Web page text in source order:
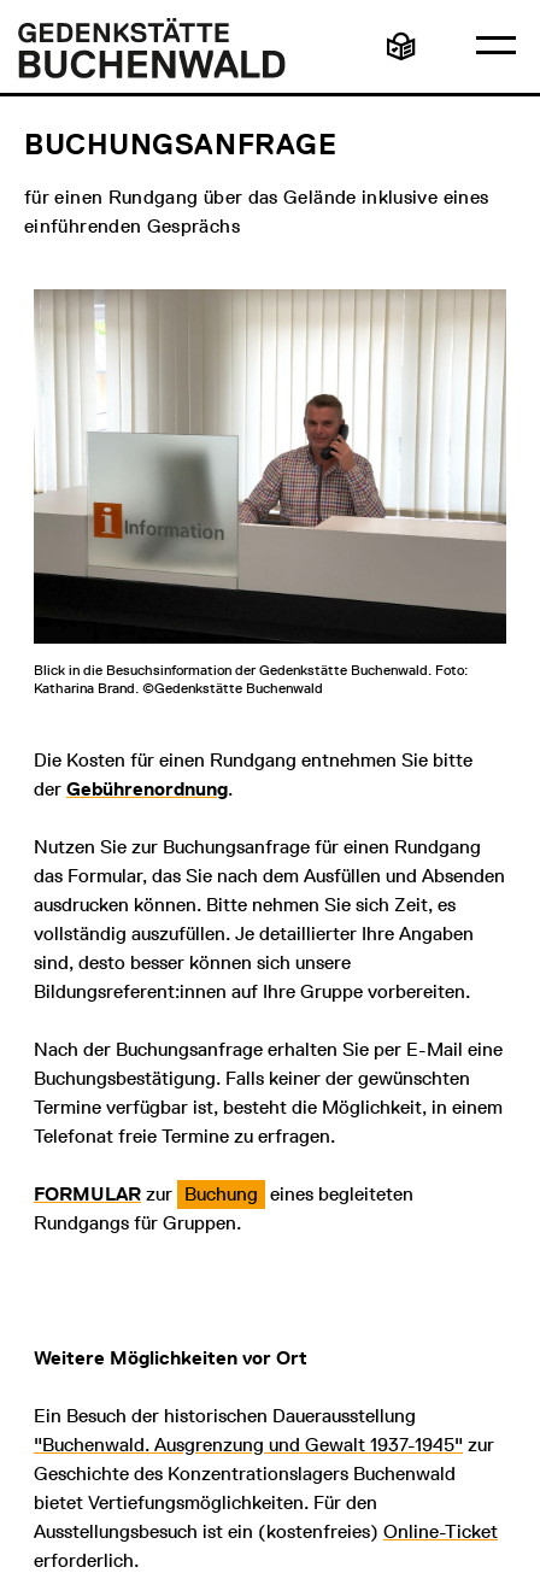
zum
Inhalt
Gedenkstätte
Buchenwald
Leichte
Sprache
BUCHUNGSANFRAGE
für einen Rundgang über das Gelände inklusive eines
einführenden Gesprächs
Blick in die Besuchsinformation der Gedenkstätte Buchenwald. Foto:
Katharina Brand. ©Gedenkstätte Buchenwald
Die Kosten für einen Rundgang entnehmen Sie bitte
der Gebührenordnung.
Nutzen Sie zur Buchungsanfrage für einen Rundgang
das Formular, das Sie nach dem Ausfüllen und Absenden
ausdrucken können. Bitte nehmen Sie sich Zeit, es
vollständig auszufüllen. Je detaillierter Ihre Angaben
sind, desto besser können sich unsere
Bildungsreferent:innen auf Ihre Gruppe vorbereiten.
Nach der Buchungsanfrage erhalten Sie per E-Mail eine
Buchungsbestätigung. Falls keiner der gewünschten
Termine verfügbar ist, besteht die Möglichkeit, in einem
Telefonat freie Termine zu erfragen.
FORMULAR zur Buchung eines begleiteten
Rundgangs für Gruppen.
Weitere Möglichkeiten vor Ort
Ein Besuch der historischen Dauerausstellung
"Buchenwald. Ausgrenzung und Gewalt 1937-1945" zur
Geschichte des Konzentrationslagers Buchenwald
bietet Vertiefungsmöglichkeiten. Für den
Ausstellungsbesuch ist ein (kostenfreies) Online-Ticket
erforderlich.